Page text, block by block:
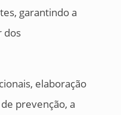
garantindo a
dos
elaboração
prevenção, a